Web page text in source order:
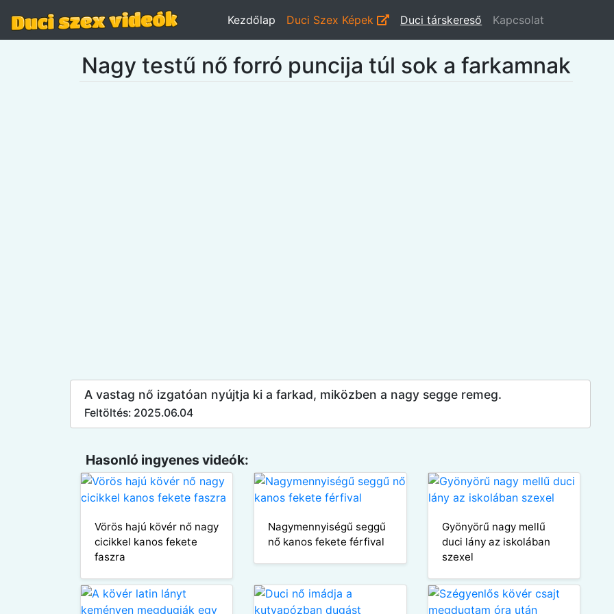
Kezdőlap Duci Szex Képek Duci társkereső Kapcsolat
Nagy testű nő forró puncija túl sok a farkamnak
A vastag nő izgatóan nyújtja ki a farkad, miközben a nagy segge remeg.
Feltöltés: 2025.06.04
Hasonló ingyenes videók:
Vörös hajú kövér nő nagy
cicikkel kanos fekete
faszra
Nagymennyiségű seggű
nő kanos fekete férfival
Gyönyörű nagy mellű
duci lány az iskolában
szexel